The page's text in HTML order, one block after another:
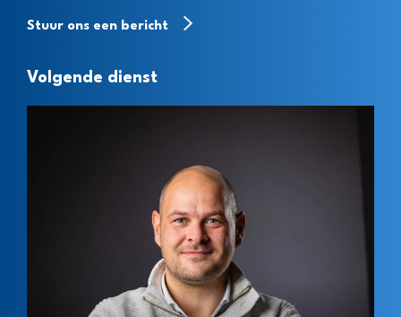
Stuur ons een bericht
Volgende dienst